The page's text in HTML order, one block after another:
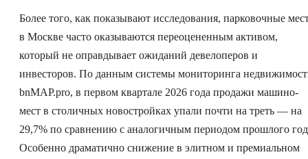
Более того, как показывают исследования, парковочные
в Москве часто оказываются переоцененным активом,
который не оправдывает ожиданий девелоперов и
инвесторов. По данным системы мониторинга
bnMAP.pro, в первом квартале 2026 года продажи машино-
мест в столичных новостройках упали почти на треть — на
29,7% по сравнению с аналогичным периодом прошлого
Особенно драматично снижение в элитном и премиальном